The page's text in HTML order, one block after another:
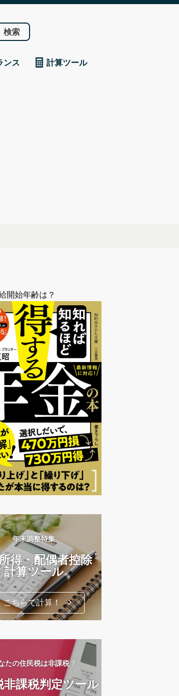
検索
ンス 計算ツール
開始年齢は？
年末調整特集
得・配偶者控除
計算ツール
こちらで計算！
たの住民税は非課税？
非課税判定ツール